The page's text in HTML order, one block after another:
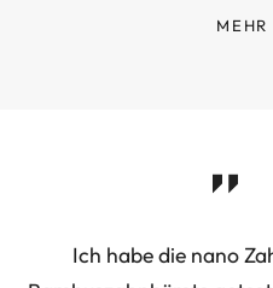
MEHR
Ich habe die nano